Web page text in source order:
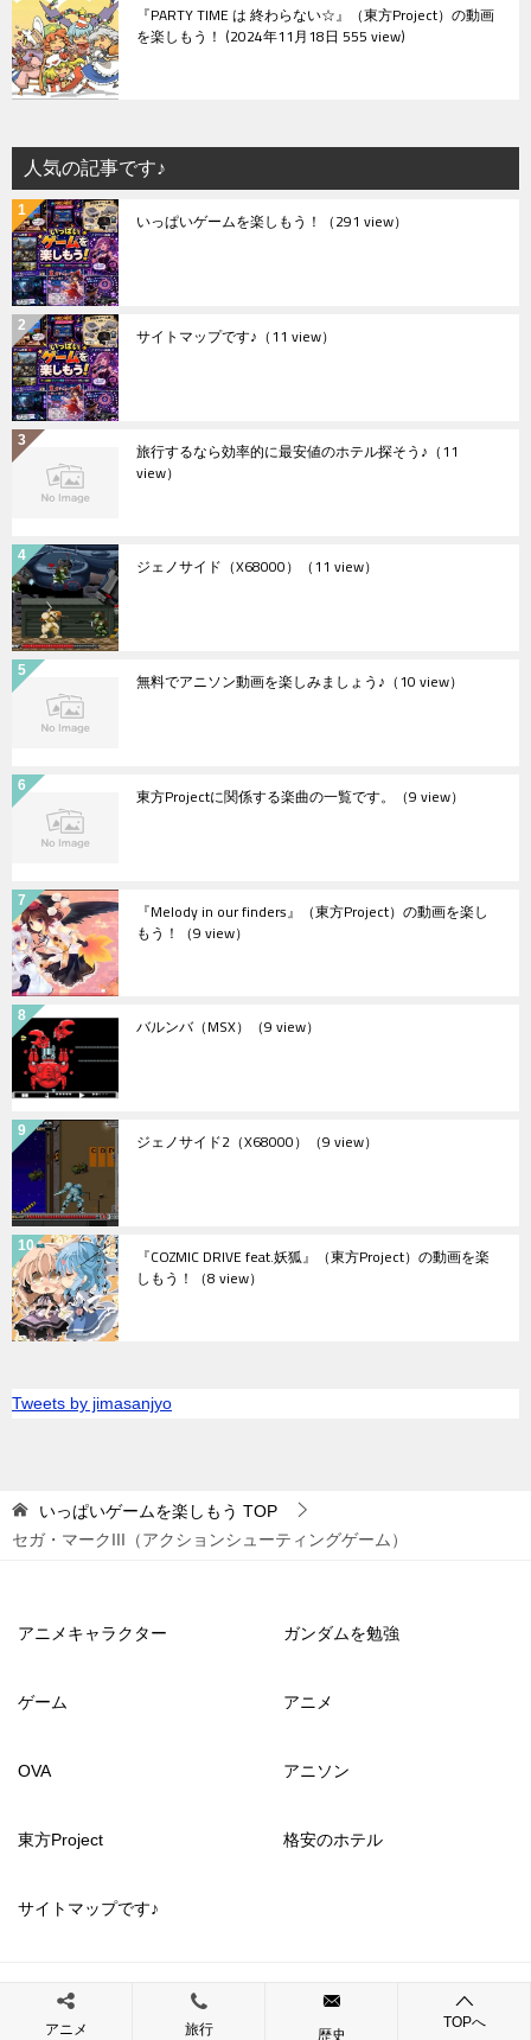
『PARTY TIME は 終わらない☆』（東方Project）の動画
を楽しもう！ 2024年11月18日 555 view
人気の記事です♪
いっぱいゲームを楽しもう！ （291 view）
サイトマップです♪ （11 view）
旅行するなら効率的に最安値のホテル探そう♪ （11
view）
ジェノサイド（X68000） （11 view）
無料でアニソン動画を楽しみましょう♪ （10 view）
東方Projectに関係する楽曲の一覧です。 （9 view）
『Melody in our finders』（東方Project）の動画を楽し
もう！ （9 view）
バルンバ（MSX） （9 view）
ジェノサイド2（X68000） （9 view）
『COZMIC DRIVE feat.妖狐』（東方Project）の動画を楽
しもう！ （8 view）
Tweets by jimasanjyo
いっぱいゲームを楽しもう TOP
セガ・マークIII（アクションシューティングゲーム）
アニメキャラクター ガンダムを勉強
ゲーム アニメ
OVA アニソン
東方Project 格安のホテル
サイトマップです♪
© 2017 いっぱいゲームを楽しもう
アニメ 旅行 歴史
TOPへ